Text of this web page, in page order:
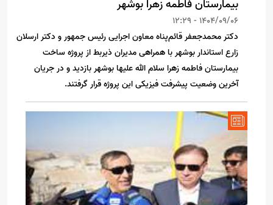
بیمارستان فاطمه زهرا بوشهر
1404/09/06 - 12:29
دکتر محمدجعفر قائم‌پناه معاون اجرایی رئیس جمهور و دکتر ارسلان
زارع استاندار بوشهر با همراهی مدیران ذیربط از پروژه ساخت
بیمارستان فاطمه زهرا سلام الله علیها بوشهر بازدید و در جریان
آخرین وضعیت پیشرفت فیزیکی این پروژه قرار گرفتند.